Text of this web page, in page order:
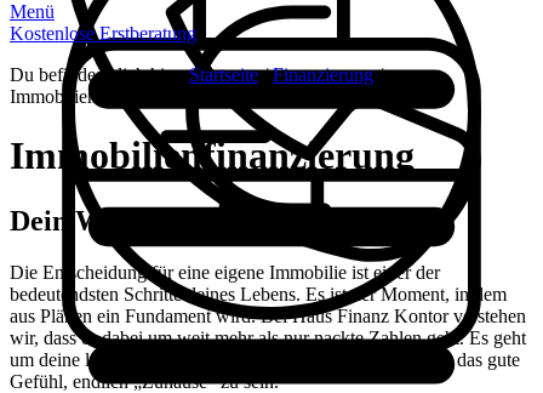
Menü
Kostenlose Erstberatung
Du befindest dich hier: Startseite/Finanzierung/
Immobilienfinanzierung
Immobilienfinanzierung
Dein Weg zur Traumimmobilie
Die Entscheidung für eine eigene Immobilie ist einer der
bedeutendsten Schritte deines Lebens. Es ist der Moment, in dem
aus Plänen ein Fundament wird. Bei Haus Finanz Kontor verstehen
wir, dass es dabei um weit mehr als nur nackte Zahlen geht. Es geht
um deine langfristige Sicherheit, deine Lebensqualität und das gute
Gefühl, endlich „Zuhause“ zu sein.